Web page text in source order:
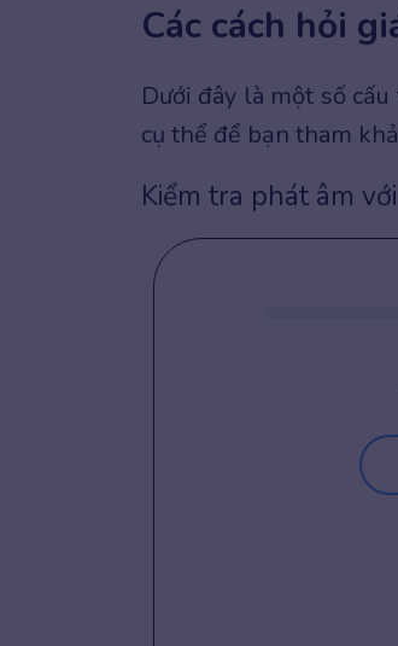
Các cách hỏi
Dưới đây là một số
cụ thể để bạn tham
Kiểm tra phát âm